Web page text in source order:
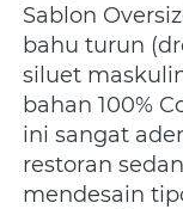
Sablon
bahu turun
siluet
bahan 100%
ini sangat
restoran
mendesain